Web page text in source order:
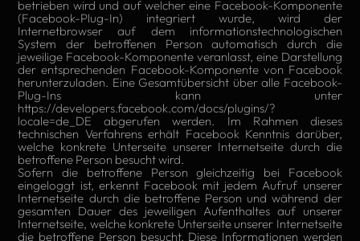
betrieben wird und auf welcher eine Facebook-Komponente
(Facebook-Plug-In) integriert wurde, wird der
Internetbrowser auf dem informationstechnologischen
System der betroffenen Person automatisch durch die
jeweilige Facebook-Komponente veranlasst, eine Darstellung
der entsprechenden Facebook-Komponente von Facebook
herunterzuladen. Eine Gesamtübersicht über alle Facebook-
Plug-Ins kann unter
https://developers.facebook.com/docs/plugins/?
locale=de_DE abgerufen werden. Im Rahmen dieses
technischen Verfahrens erhält Facebook Kenntnis darüber,
welche konkrete Unterseite unserer Internetseite durch die
betroffene Person besucht wird.
Sofern die betroffene Person gleichzeitig bei Facebook
eingeloggt ist, erkennt Facebook mit jedem Aufruf unserer
Internetseite durch die betroffene Person und während der
gesamten Dauer des jeweiligen Aufenthaltes auf unserer
Internetseite, welche konkrete Unterseite unserer Internetseite
die betroffene Person besucht. Diese Informationen werden